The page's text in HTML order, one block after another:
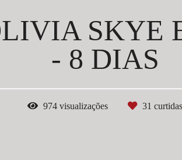
SKYE
- 8 DIAS
974 visualizações 31 curtidas